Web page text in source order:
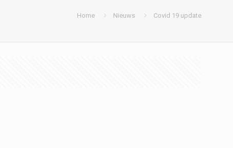
Home Nieuws Covid 19 update